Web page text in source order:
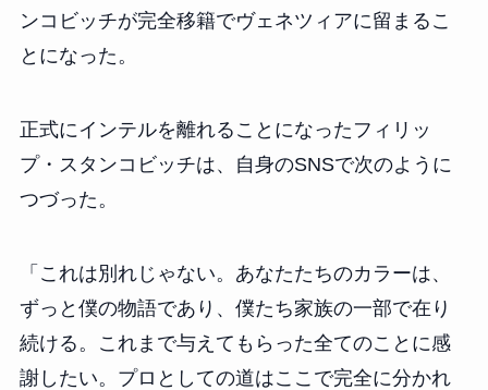
ンコビッチが完全移籍でヴェネツィアに留まるこ
とになった。
正式にインテルを離れることになったフィリッ
プ・スタンコビッチは、自身のSNSで次のように
つづった。
「これは別れじゃない。あなたたちのカラーは、
ずっと僕の物語であり、僕たち家族の一部で在り
続ける。これまで与えてもらった全てのことに感
謝したい。プロとしての道はここで完全に分かれ